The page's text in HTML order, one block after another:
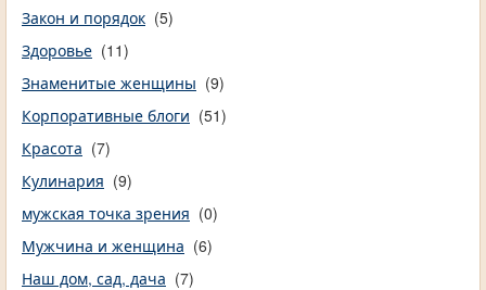
Закон и порядок (5)
Здоровье (11)
Знаменитые женщины (9)
Корпоративные блоги (51)
Красота (7)
Кулинария (9)
мужская точка зрения (0)
Мужчина и женщина (6)
Наш дом, сад, дача (7)